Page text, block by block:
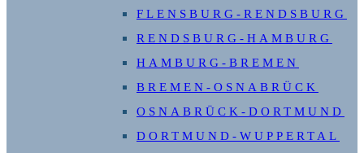
FLENSBURG-RENDSBURG
RENDSBURG-HAMBURG
HAMBURG-BREMEN
BREMEN-OSNABRÜCK
OSNABRÜCK-DORTMUND
DORTMUND-WUPPERTAL